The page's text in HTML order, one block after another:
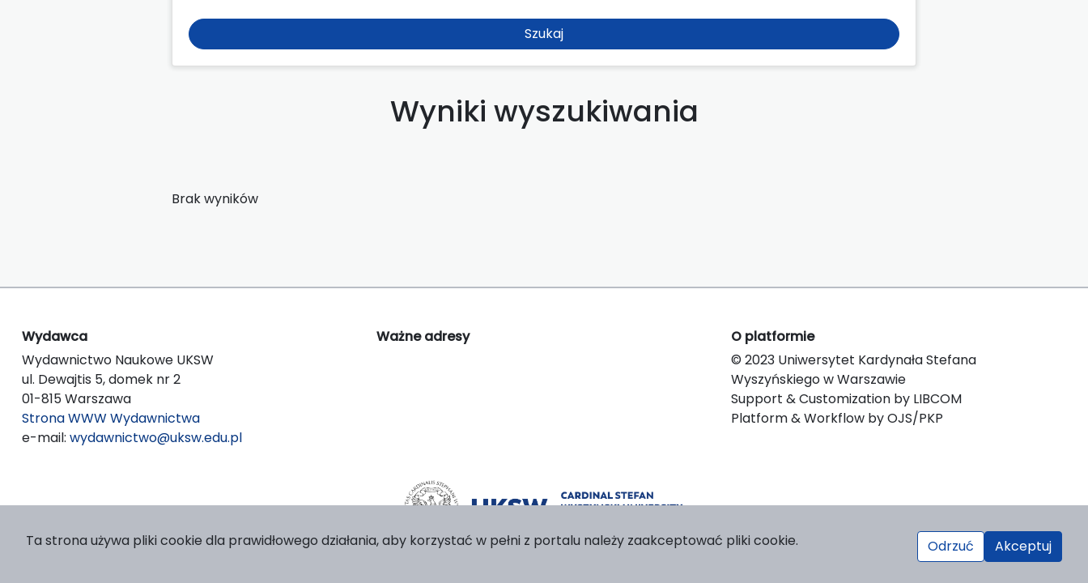
Szukaj
Wyniki wyszukiwania
Brak wyników
Wydawca
Wydawnictwo Naukowe UKSW
ul. Dewajtis 5, domek nr 2
01-815 Warszawa
Strona WWW Wydawnictwa
e-mail: wydawnictwo@uksw.edu.pl
Ważne adresy
O platformie
© 2023 Uniwersytet Kardynała Stefana
Wyszyńskiego w Warszawie
Support & Customization by LIBCOM
Platform & Workflow by OJS/PKP
Ta strona używa pliki cookie dla prawidłowego działania, aby korzystać w pełni z portalu należy zaakceptować pliki cookie. Odrzuć Akceptuj